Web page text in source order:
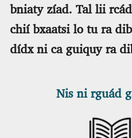
bniaty zíad. Tal lii
chií bxaatsi lo tu ra
dídx ni ca guiquy ra
Nis ni rguád